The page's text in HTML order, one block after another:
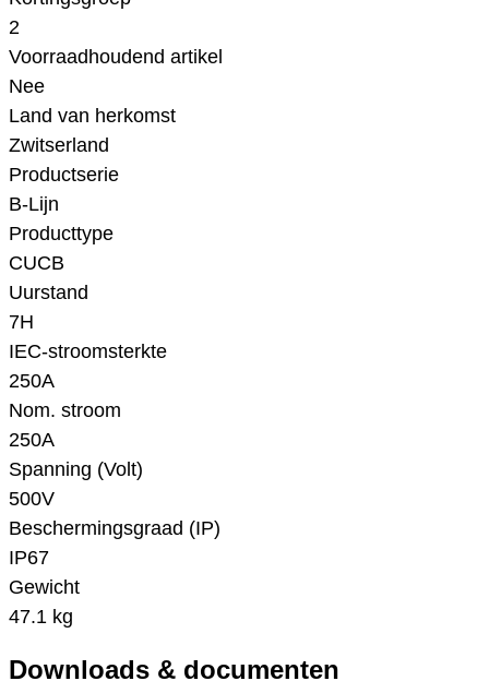
2
Voorraadhoudend artikel
Nee
Land van herkomst
Zwitserland
Productserie
B-Lijn
Producttype
CUCB
Uurstand
7H
IEC-stroomsterkte
250A
Nom. stroom
250A
Spanning (Volt)
500V
Beschermingsgraad (IP)
IP67
Gewicht
47.1 kg
Downloads & documenten